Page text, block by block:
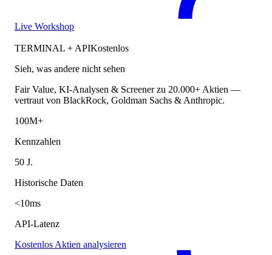
Live Workshop
TERMINAL + APIKostenlos
Sieh, was andere nicht sehen
Fair Value, KI-Analysen & Screener zu 20.000+ Aktien —
vertraut von BlackRock, Goldman Sachs & Anthropic.
100M+
Kennzahlen
50 J.
Historische Daten
<10ms
API-Latenz
Kostenlos Aktien analysieren